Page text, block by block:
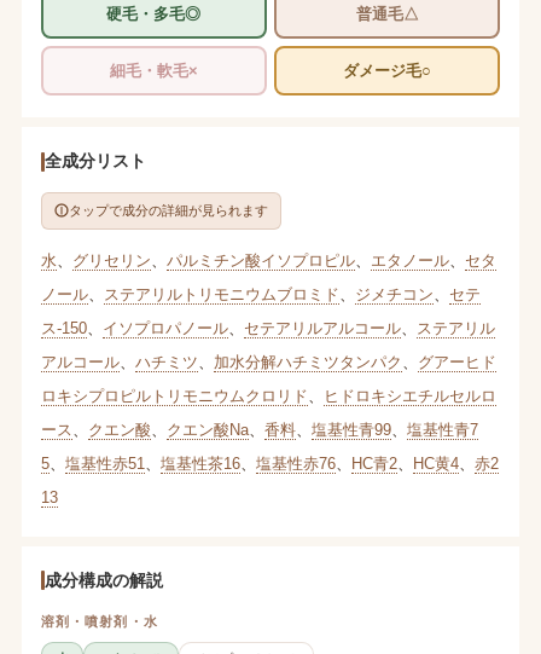
硬毛・多毛◎ 普通毛△
細毛・軟毛× ダメージ毛○
全成分リスト
タップで成分の詳細が見られます
水 グリセリン パルミチン酸イソプロピル、 エタノール、 セタ
ノール、 ステアリルトリモニウムブロミド ジメチコン
セテ
ス-150、 イソプロパノール、 セテアリルアルコール、
ステアリル
アルコール、 ハチミツ 加水分解ハチミツタンパク
グアーヒド
ロキシプロピルトリモニウムクロリド
ヒドロキシエチルセルロ
ース
クエン酸 クエン酸Na、 香料、 塩基性青99、 塩基性青7
5、 塩基性赤51 塩基性茶16、 塩基性赤76、 HC青2、 HC黄4、 赤2
13
成分構成の解説
溶剤・噴射剤・水